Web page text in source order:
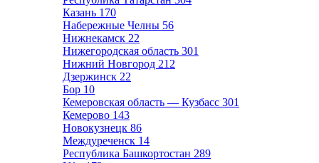
Казань 170
Набережные Челны 56
Нижнекамск 22
Нижегородская область 301
Нижний Новгород 212
Дзержинск 22
Бор 10
Кемеровская область — Кузбасс 301
Кемерово 143
Новокузнецк 86
Междуреченск 14
Республика Башкортостан 289